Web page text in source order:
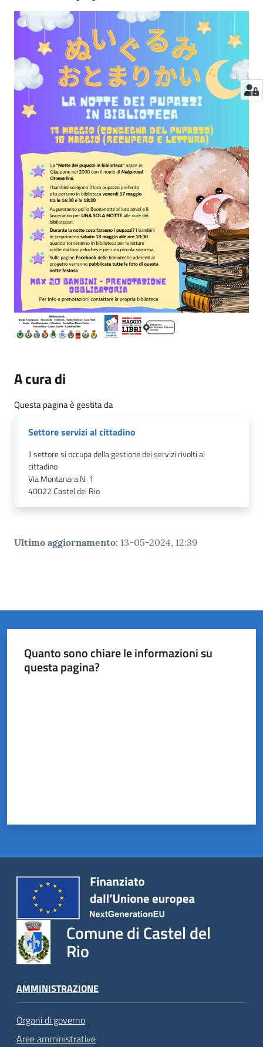
A cura di
Questa pagina è gestita da
Settore servizi al cittadino
Il settore si occupa della gestione dei servizi rivolti al
cittadino
Via Montanara N. 1
40022Castel del Rio
Ultimo aggiornamento: 13-05-2024, 12:39
Quanto sono chiare le informazioni su
questa pagina?
Comune di Castel del
Rio
AMMINISTRAZIONE
Organi di governo
Aree amministrative